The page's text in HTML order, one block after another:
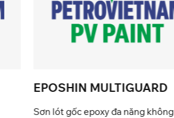
EPOSHIN MULTIGUARD
Sơn lót gốc epoxy đa năng không